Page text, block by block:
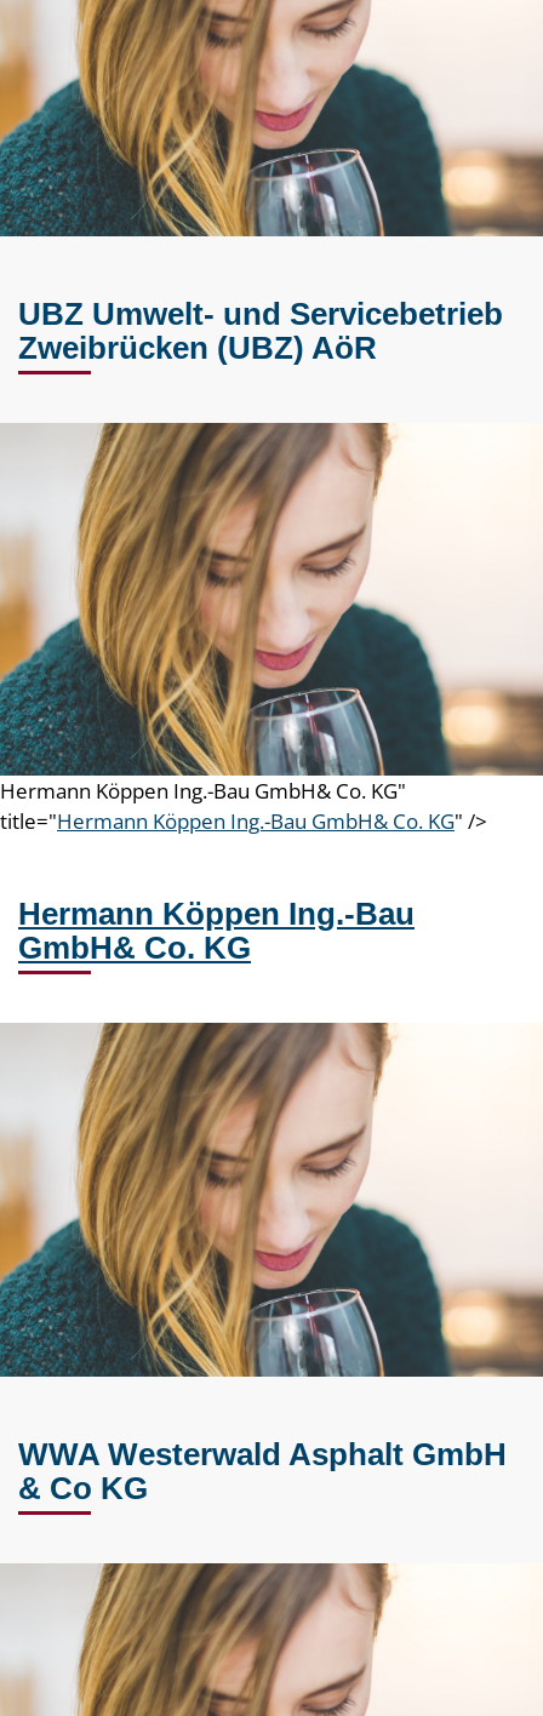
UBZ Umwelt- und Servicebetrieb
Zweibrücken (UBZ) AöR
Hermann Köppen Ing.-Bau GmbH& Co. KG"
title="Hermann Köppen Ing.-Bau GmbH& Co. KG" />
Hermann Köppen Ing.-Bau
GmbH& Co. KG
WWA Westerwald Asphalt GmbH
& Co KG